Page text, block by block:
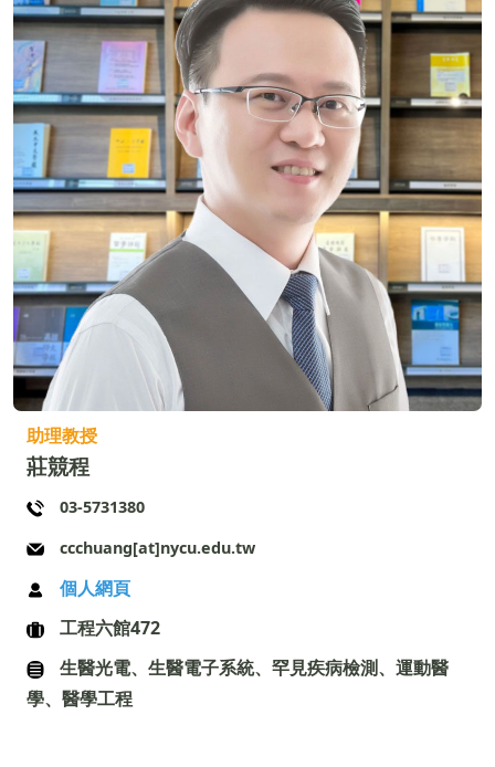
助理教授
莊競程
03-5731380
ccchuang[at]nycu.edu.tw
個人網頁
工程六館472
生醫光電、生醫電子系統、罕見疾病檢測、運動醫
學、醫學工程